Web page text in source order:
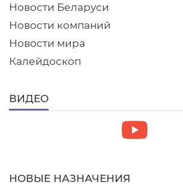
Новости Беларуси
Новости компаний
Новости мира
Калейдоскоп
ВИДЕО
НОВЫЕ НАЗНАЧЕНИЯ